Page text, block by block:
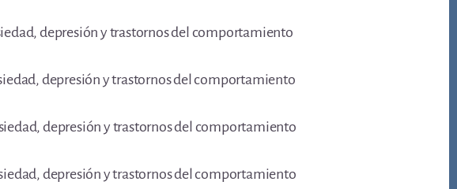
depresión y trastornos del comportamiento
depresión y trastornos del comportamiento
depresión y trastornos del comportamiento
depresión y trastornos del comportamiento